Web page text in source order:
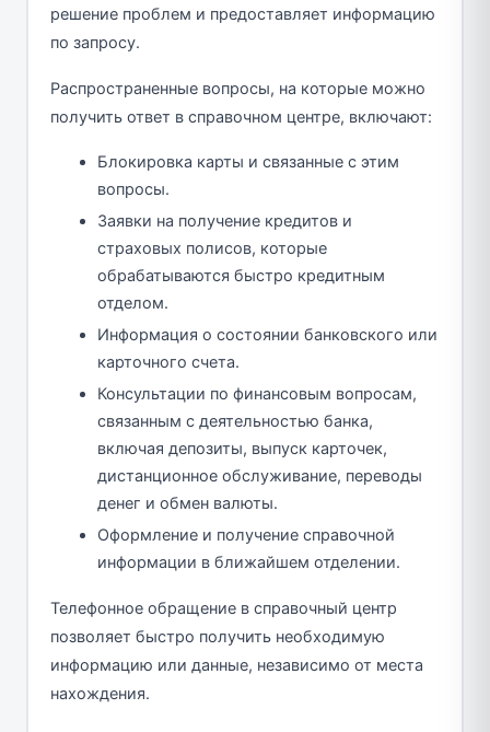
решение проблем и предоставляет информацию
по запросу.
Распространенные вопросы, на которые можно
получить ответ в справочном центре, включают:
Блокировка карты и связанные с этим
вопросы.
Заявки на получение кредитов и
страховых полисов, которые
обрабатываются быстро кредитным
отделом.
Информация о состоянии банковского или
карточного счета.
Консультации по финансовым вопросам,
связанным с деятельностью банка,
включая депозиты, выпуск карточек,
дистанционное обслуживание, переводы
денег и обмен валюты.
Оформление и получение справочной
информации в ближайшем отделении.
Телефонное обращение в справочный центр
позволяет быстро получить необходимую
информацию или данные, независимо от места
нахождения.